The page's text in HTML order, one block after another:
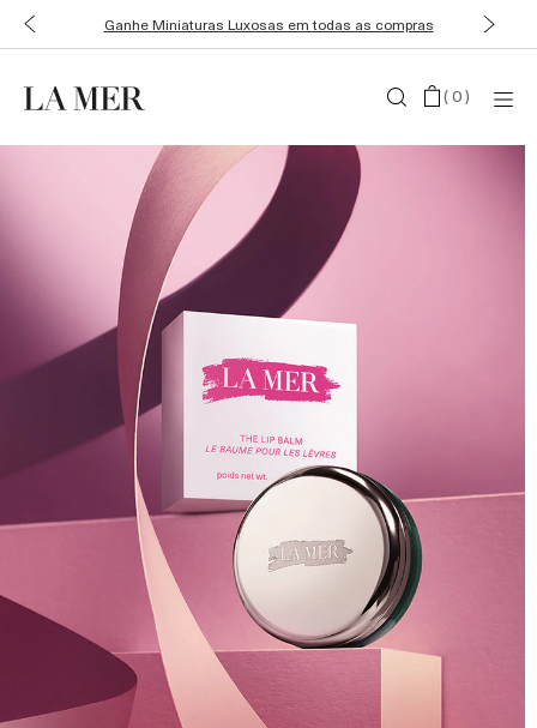
Creme para as Mãos de presente em compras acima de R$3.500
(0)